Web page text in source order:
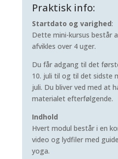
Praktisk info:
Startdato og varighed:
Dette mini-kursus består
afvikles over 4 uger.
Du får adgang til det
10. juli til og til det sidste
juli. Du bliver ved med at
materialet efterfølgende.
Indhold
Hvert modul består i en
video og lydfiler med
yoga.